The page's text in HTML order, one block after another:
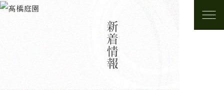
新着情報